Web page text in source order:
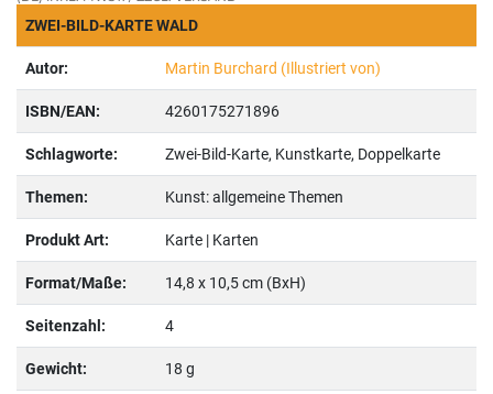
ZWEI-BILD-KARTE WALD
Autor: Martin Burchard (Illustriert von)
ISBN/EAN: 4260175271896
Schlagworte: Zwei-Bild-Karte, Kunstkarte, Doppelkarte
Themen: Kunst: allgemeine Themen
Produkt Art: Karte | Karten
Format/Maße: 14,8 x 10,5 cm (BxH)
Seitenzahl: 4
Gewicht: 18 g